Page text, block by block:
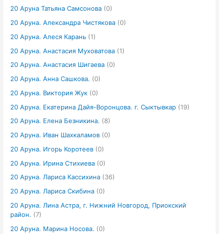
20 Аруна Татьяна Самсонова (0)
20 Аруна. Александра Чистякова (0)
20 Аруна. Алеся Карань (1)
20 Аруна. Анастасия Муховатова (1)
20 Аруна. Анастасия Шигаева (0)
20 Аруна. Анна Сашкова. (0)
20 Аруна. Виктория Жук (0)
20 Аруна. Екатерина Дайя-Воронцова. г. Сыктывкар (19)
20 Аруна. Елена Безникина. (8)
20 Аруна. Иван Шахкаламов (0)
20 Аруна. Игорь Коротеев (0)
20 Аруна. Ирина Стихиева (0)
20 Аруна. Лариса Кассихина (36)
20 Аруна. Лариса Скибина (0)
20 Аруна. Лина Астра, г. Нижний Новгород, Приокский
район. (7)
20 Аруна. Марина Носова. (0)